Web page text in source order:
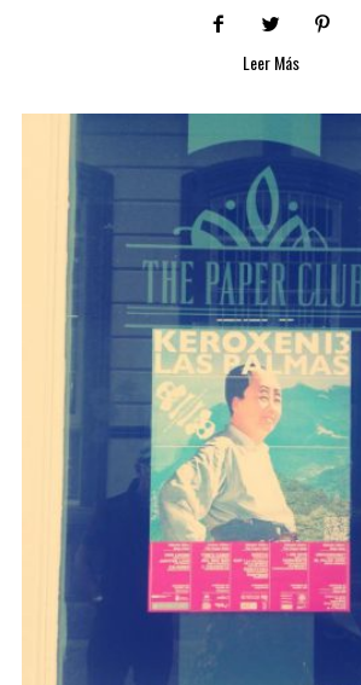
Leer Más